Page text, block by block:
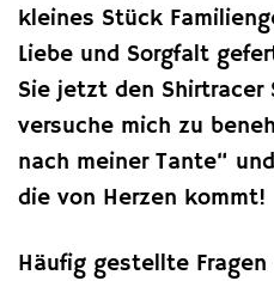
kleines Stück
Liebe und Sorgfalt
Sie jetzt den Shirtracer
versuche mich zu
nach meiner Tante“
die von Herzen kommt!
Häufig gestellte Fragen